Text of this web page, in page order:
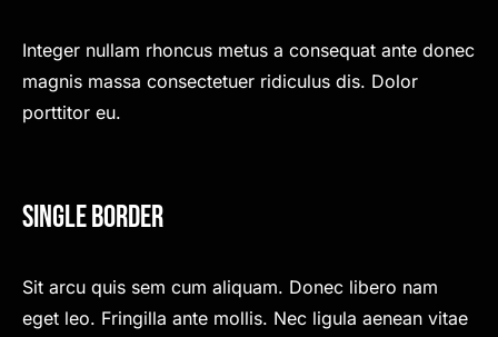
Integer nullam rhoncus metus a consequat ante donec
magnis massa consectetuer ridiculus dis. Dolor
porttitor eu.
Single Border
Sit arcu quis sem cum aliquam. Donec libero nam
eget leo. Fringilla ante mollis. Nec ligula aenean vitae